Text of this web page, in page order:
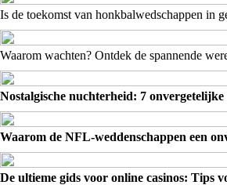
Is de toekomst van honkbalwedschappen in
Waarom wachten? Ontdek de spannende
Nostalgische nuchterheid: 7
Waarom de NFL-weddenschappen een
De ultieme gids voor online casinos: Tips